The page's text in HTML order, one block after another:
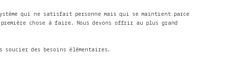
qui ne satisfait personne mais qui se maintient parce
chose à faire. Nous devons offrir au plus grand
des besoins élémentaires.